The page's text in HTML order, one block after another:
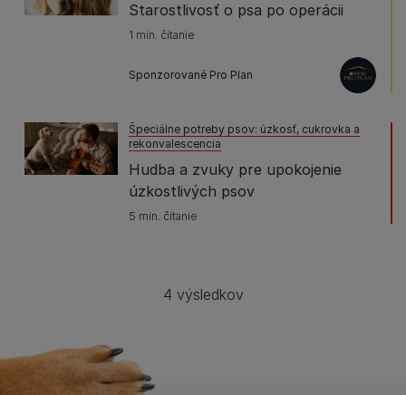
Starostlivosť o psa po operácii
1 min. čítanie
Sponzorované Pro Plan
Špeciálne potreby psov: úzkosť, cukrovka a
rekonvalescencia
Hudba a zvuky pre upokojenie
úzkostlivých psov
5 min. čítanie
4 výsledkov